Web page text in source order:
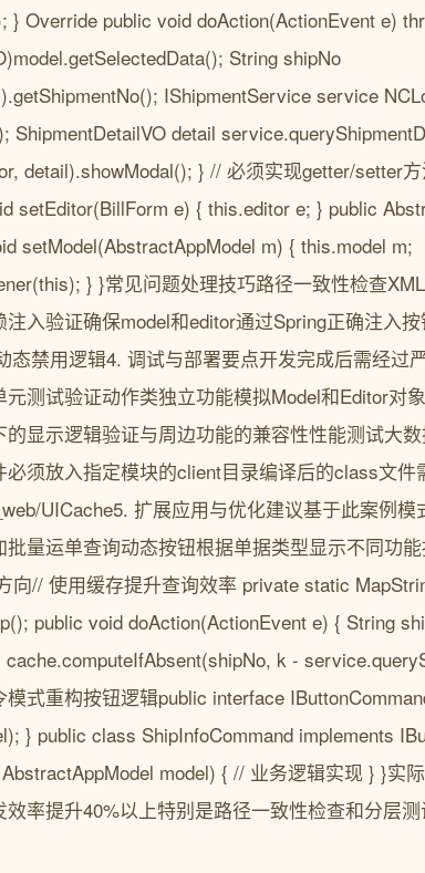
} Override public void doAction(ActionEvent e)
String shipNo
IShipmentService service
ShipmentDetailVO detail
detail).showModal(); } // 必须实现getter/setter
setEditor(BillForm e) { this.editor e; } public
setModel(AbstractAppModel m) { this.model m;
} }常见问题处理技巧路径一致性检查
入验证确保model和editor通过Spring正确注入
态禁用逻辑4. 调试与部署要点开发完成后需经过
测试验证动作类独立功能模拟Model和Editor对
显示逻辑验证与周边功能的兼容性性能测试大
须放入指定模块的client目录编译后的class文
UICache5. 扩展应用与优化建议基于此案例
量运单查询动态按钮根据单据类型显示不同功
向// 使用缓存提升查询效率 private static
public void doAction(ActionEvent e) { String
cache.computeIfAbsent(shipNo, k -
式重构按钮逻辑public interface
} public class ShipInfoCommand implements
model) { // 业务逻辑实现 } }实
率提升40%以上特别是路径一致性检查和分层